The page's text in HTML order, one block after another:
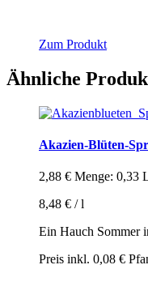
Zum ProduktDieses
weist
mehrere
auf.
auf
werden
Ähnliche
Akazien-Blüten-
2,88 € Menge: 0,33
8,48 € /l
Ein Hauch Sommer
Preis inkl. 0,08 €